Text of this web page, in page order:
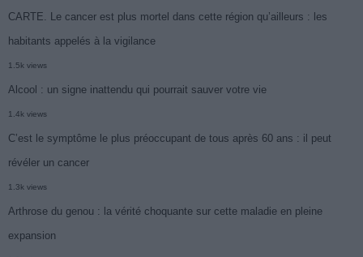
CARTE. Le cancer est plus mortel dans cette région qu’ailleurs : les
habitants appelés à la vigilance
1.5k views
Alcool : un signe inattendu qui pourrait sauver votre vie
1.4k views
C’est le symptôme le plus préoccupant de tous après 60 ans : il peut
révéler un cancer
1.3k views
Arthrose du genou : la vérité choquante sur cette maladie en pleine
expansion